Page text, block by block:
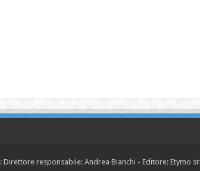
: Direttore responsabile: Andrea Bianchi - Editore: Etymo srl